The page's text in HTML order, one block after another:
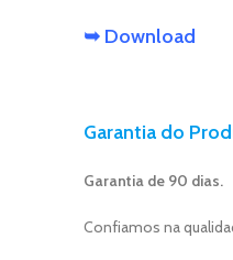
➥ Download
Garantia do
Garantia de 90 dias.
Confiamos na